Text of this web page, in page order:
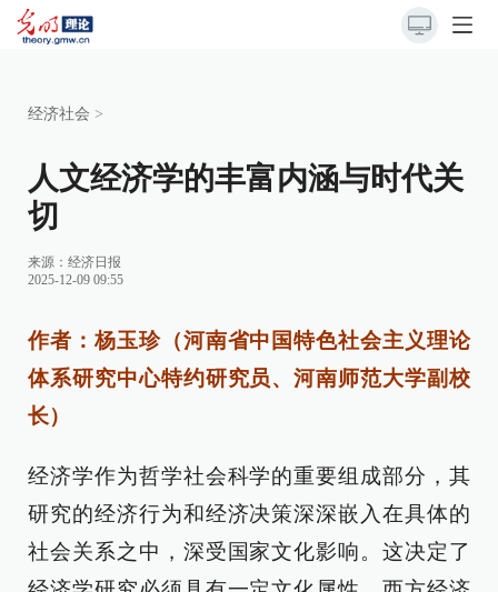
经济社会 >
人文经济学的丰富内涵与时代关
切
来源： 经济日报
2025-12-09 09:55
作者：杨玉珍（河南省中国特色社会主义理论
体系研究中心特约研究员、河南师范大学副校
长）
经济学作为哲学社会科学的重要组成部分，其
研究的经济行为和经济决策深深嵌入在具体的
社会关系之中，深受国家文化影响。这决定了